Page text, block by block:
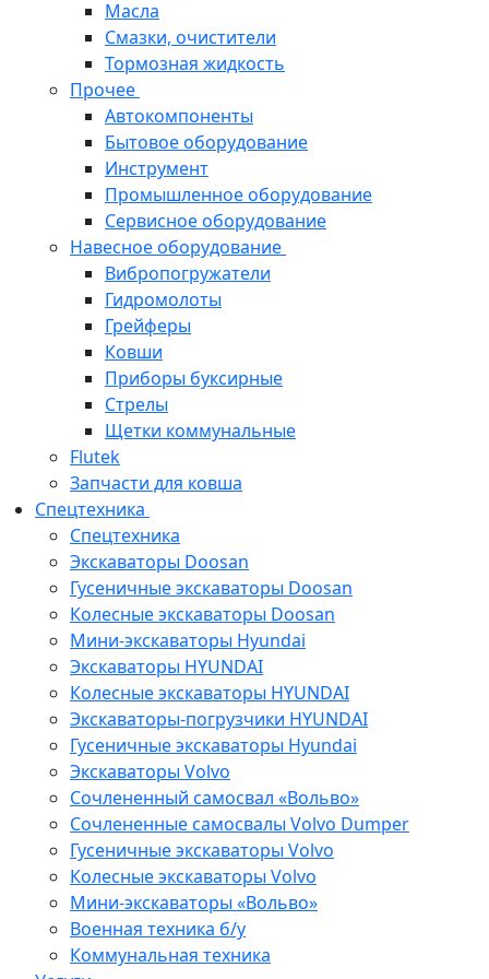
Масла
Смазки, очистители
Тормозная жидкость
Прочее
Автокомпоненты
Бытовое оборудование
Инструмент
Промышленное оборудование
Сервисное оборудование
Навесное оборудование
Вибропогружатели
Гидромолоты
Грейферы
Ковши
Приборы буксирные
Стрелы
Щетки коммунальные
Flutek
Запчасти для ковша
Спецтехника
Спецтехника
Экскаваторы Doosan
Гусеничные экскаваторы Doosan
Колесные экскаваторы Doosan
Мини-экскаваторы Hyundai
Экскаваторы HYUNDAI
Колесные экскаваторы HYUNDAI
Экскаваторы-погрузчики HYUNDAI
Гусеничные экскаваторы Hyundai
Экскаваторы Volvo
Сочлененный самосвал «Вольво»
Сочлененные самосвалы Volvo Dumper
Гусеничные экскаваторы Volvo
Колесные экскаваторы Volvo
Мини-экскаваторы «Вольво»
Военная техника б/у
Коммунальная техника